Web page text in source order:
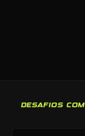
DESAFIOS